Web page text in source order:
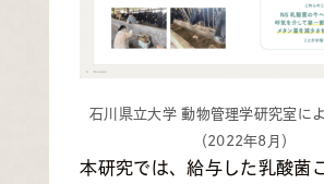
石川県立大学 動物管理学研究室に
（2022年8月）
本研究では、給与した乳酸菌